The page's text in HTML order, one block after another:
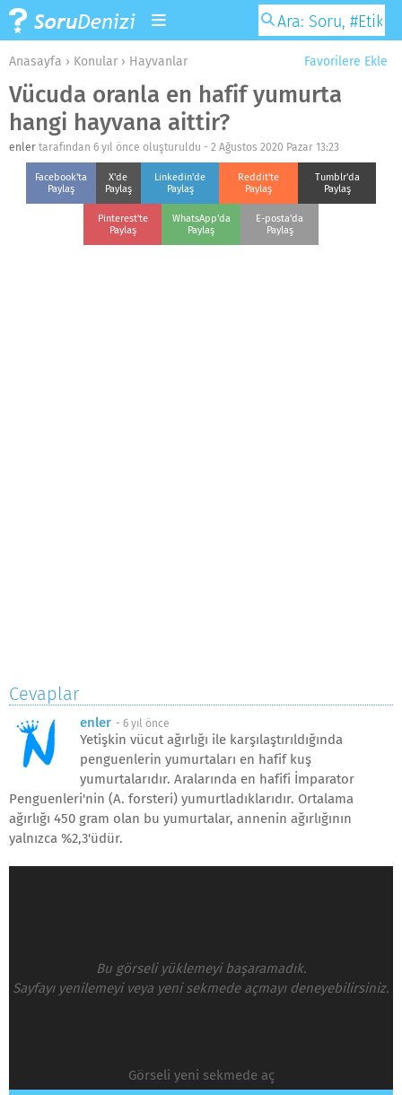
Favorilere Ekle
Anasayfa › Konular › Hayvanlar
Vücuda oranla en hafif yumurta
hangi hayvana aittir?
enler tarafından 6 yıl önce oluşturuldu - 2 Ağustos 2020 Pazar 13:23
Facebook'ta
Paylaş
X'de
Paylaş
Linkedin'de
Paylaş
Reddit'te
Paylaş
Tumblr'da
Paylaş
Pinterest'te
Paylaş
WhatsApp'da
Paylaş
E-posta'da
Paylaş
Cevaplar
enler - 6 yıl önce
Yetişkin vücut ağırlığı ile karşılaştırıldığında
penguenlerin yumurtaları en hafif kuş
yumurtalarıdır. Aralarında en hafifi İmparator
Penguenleri'nin (A. forsteri) yumurtladıklarıdır. Ortalama
ağırlığı 450 gram olan bu yumurtalar, annenin ağırlığının
yalnızca %2,3'üdür.
Bu görseli yüklemeyi başaramadık.
Sayfayı yenilemeyi veya yeni sekmede açmayı deneyebilirsiniz.
Görseli yeni sekmede aç